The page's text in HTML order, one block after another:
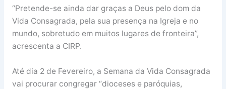
“Pretende-se ainda dar graças a Deus pelo dom da
Vida Consagrada, pela sua presença na Igreja e no
mundo, sobretudo em muitos lugares de fronteira”,
acrescenta a CIRP.
Até dia 2 de Fevereiro, a Semana da Vida Consagrada
vai procurar congregar “dioceses e paróquias,